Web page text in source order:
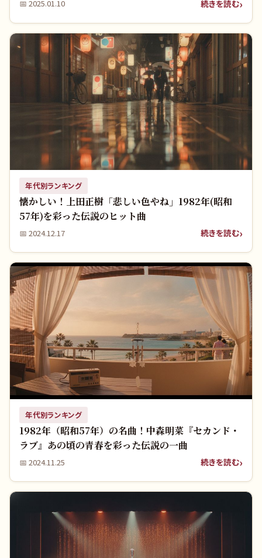
📅 2025.01.10 続きを読む
年代別ランキング
懐かしい！上田正樹「悲しい色やね」1982年(昭和
57年)を彩った伝説のヒット曲
📅 2024.12.17 続きを読む
年代別ランキング
1982年（昭和57年）の名曲！中森明菜『セカンド・
ラブ』あの頃の青春を彩った伝説の一曲
📅 2024.11.25 続きを読む